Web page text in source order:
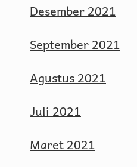
Desember 2021
September 2021
Agustus 2021
Juli 2021
Maret 2021